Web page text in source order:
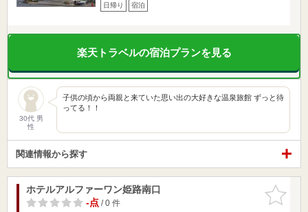
日帰り 宿泊
楽天トラベルの宿泊プランを見る
30代 男
性
子供の頃から両親と来ていた思い出の大好きな温泉旅館 ずっと待
ってる！！
関連情報から探す
お気に入
りに追加
ホテルアルファーワン姫路南口
-点/ 0 件